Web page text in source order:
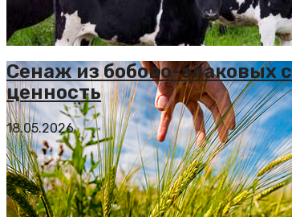
Сенаж из бобово-злаковых
ценность
18.05.2026